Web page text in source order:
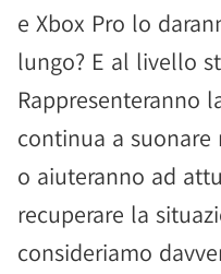
e Xbox Pro lo
lungo? E al livello
Rappresenteranno
continua a
o aiuteranno ad
recuperare la
consideriamo